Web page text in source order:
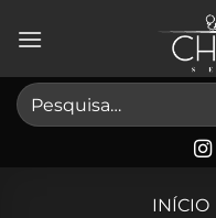
Pesquisar
por:
INÍCIO